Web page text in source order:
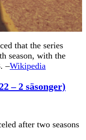
that the series
season, with the
–Wikipedia
– 2 säsonger)
after two seasons